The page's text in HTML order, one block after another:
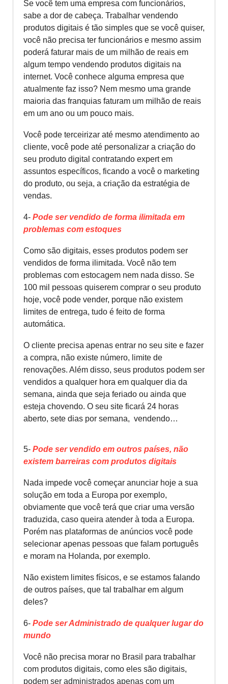
Se você tem uma empresa com funcionários,
sabe a dor de cabeça. Trabalhar vendendo
produtos digitais é tão simples que se você quiser,
você não precisa ter funcionários e mesmo assim
poderá faturar mais de um milhão de reais em
algum tempo vendendo produtos digitais na
internet. Você conhece alguma empresa que
atualmente faz isso? Nem mesmo uma grande
maioria das franquias faturam um milhão de reais
em um ano ou um pouco mais.
Você pode terceirizar até mesmo atendimento ao
cliente, você pode até personalizar a criação do
seu produto digital contratando expert em
assuntos específicos, ficando a você o marketing
do produto, ou seja, a criação da estratégia de
vendas.
4- Pode ser vendido de forma ilimitada em
problemas com estoques
Como são digitais, esses produtos podem ser
vendidos de forma ilimitada. Você não tem
problemas com estocagem nem nada disso. Se
100 mil pessoas quiserem comprar o seu produto
hoje, você pode vender, porque não existem
limites de entrega, tudo é feito de forma
automática.
O cliente precisa apenas entrar no seu site e fazer
a compra, não existe número, limite de
renovações. Além disso, seus produtos podem ser
vendidos a qualquer hora em qualquer dia da
semana, ainda que seja feriado ou ainda que
esteja chovendo. O seu site ficará 24 horas
aberto, sete dias por semana, vendendo…
5- Pode ser vendido em outros países, não
existem barreiras com produtos digitais
Nada impede você começar anunciar hoje a sua
solução em toda a Europa por exemplo,
obviamente que você terá que criar uma versão
traduzida, caso queira atender à toda a Europa.
Porém nas plataformas de anúncios você pode
selecionar apenas pessoas que falam português
e moram na Holanda, por exemplo.
Não existem limites físicos, e se estamos falando
de outros países, que tal trabalhar em algum
deles?
6- Pode ser Administrado de qualquer lugar do
mundo
Você não precisa morar no Brasil para trabalhar
com produtos digitais, como eles são digitais,
podem ser administrados apenas com um